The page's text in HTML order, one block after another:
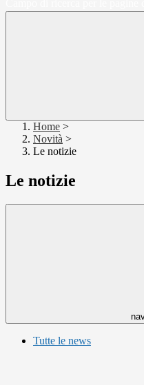
Home >
Novità >
Le notizie
Le notizie
Tutte le news